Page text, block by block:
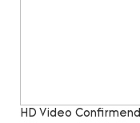
HD Video Confirmend